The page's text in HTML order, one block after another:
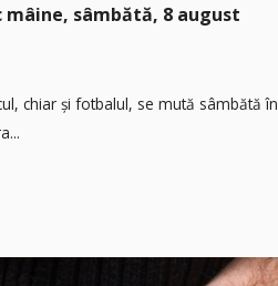
sâmbătă, 8 august
chiar și fotbalul, se mută sâmbătă în